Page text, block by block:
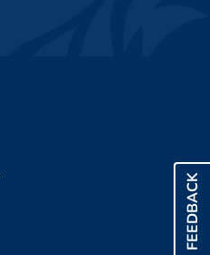
FEEDBACK